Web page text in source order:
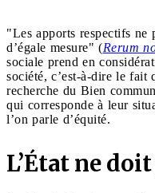
"Les apports respectifs ne
d’égale mesure" (Rerum
sociale prend en
société, c’est-à-dire le fait
recherche du Bien
qui corresponde à leur
l’on parle d’équité.
L’État ne